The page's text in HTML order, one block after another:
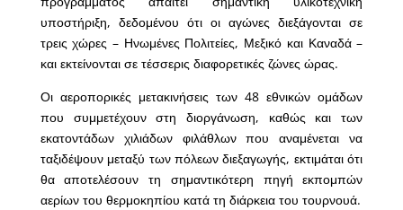
υποστήριξη, δεδομένου ότι οι αγώνες διεξάγονται σε
τρεις χώρες – Ηνωμένες Πολιτείες, Μεξικό και Καναδά –
και εκτείνονται σε τέσσερις διαφορετικές ζώνες ώρας.
Οι αεροπορικές μετακινήσεις των 48 εθνικών ομάδων
που συμμετέχουν στη διοργάνωση, καθώς και των
εκατοντάδων χιλιάδων φιλάθλων που αναμένεται να
ταξιδέψουν μεταξύ των πόλεων διεξαγωγής, εκτιμάται ότι
θα αποτελέσουν τη σημαντικότερη πηγή εκπομπών
αερίων του θερμοκηπίου κατά τη διάρκεια του τουρνουά.